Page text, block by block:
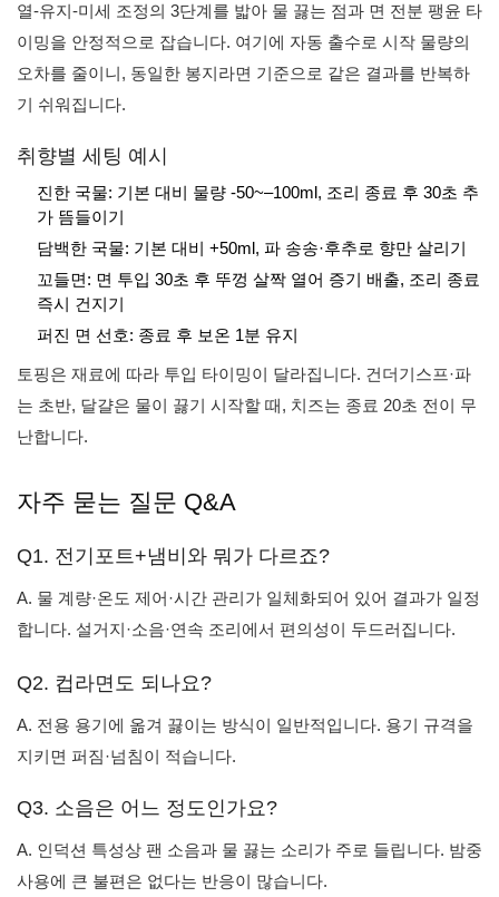
열-유지-미세 조정의 3단계를 밟아 물 끓는 점과 면 전분 팽윤 타
이밍을 안정적으로 잡습니다. 여기에 자동 출수로 시작 물량의
오차를 줄이니, 동일한 봉지라면 기준으로 같은 결과를 반복하
기 쉬워집니다.
취향별 세팅 예시
진한 국물: 기본 대비 물량 -50~–100ml, 조리 종료 후 30초 추
가 뜸들이기
담백한 국물: 기본 대비 +50ml, 파 송송·후추로 향만 살리기
꼬들면: 면 투입 30초 후 뚜껑 살짝 열어 증기 배출, 조리 종료
즉시 건지기
퍼진 면 선호: 종료 후 보온 1분 유지
토핑은 재료에 따라 투입 타이밍이 달라집니다. 건더기스프·파
는 초반, 달걀은 물이 끓기 시작할 때, 치즈는 종료 20초 전이 무
난합니다.
자주 묻는 질문 Q&A
Q1. 전기포트+냄비와 뭐가 다르죠?
A. 물 계량·온도 제어·시간 관리가 일체화되어 있어 결과가 일정
합니다. 설거지·소음·연속 조리에서 편의성이 두드러집니다.
Q2. 컵라면도 되나요?
A. 전용 용기에 옮겨 끓이는 방식이 일반적입니다. 용기 규격을
지키면 퍼짐·넘침이 적습니다.
Q3. 소음은 어느 정도인가요?
A. 인덕션 특성상 팬 소음과 물 끓는 소리가 주로 들립니다. 밤중
사용에 큰 불편은 없다는 반응이 많습니다.